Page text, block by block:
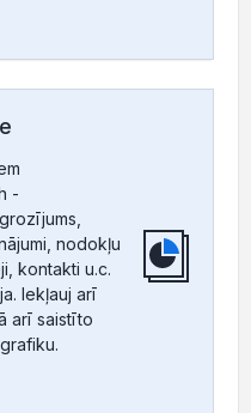
-
nodokļu
kontakti u.c.
Iekļauj arī
arī saistīto